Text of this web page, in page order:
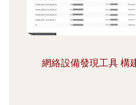
網絡設備發現工具 構